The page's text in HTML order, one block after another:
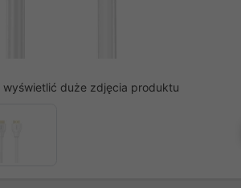
wyświetlić duże zdjęcia produktu